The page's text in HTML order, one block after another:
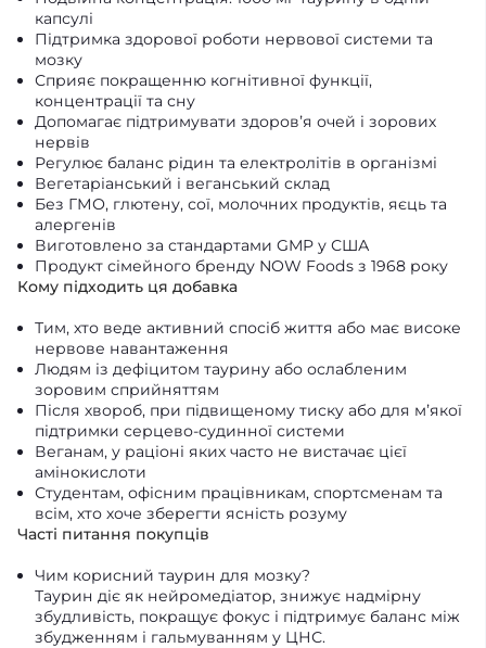
капсулі
Підтримка здорової роботи нервової системи та
мозку
Сприяє покращенню когнітивної функції,
концентрації та сну
Допомагає підтримувати здоровʼя очей і зорових
нервів
Регулює баланс рідин та електролітів в організмі
Вегетаріанський і веганський склад
Без ГМО, глютену, сої, молочних продуктів, яєць та
алергенів
Виготовлено за стандартами GMP у США
Продукт сімейного бренду NOW Foods з 1968 року
Кому підходить ця добавка
Тим, хто веде активний спосіб життя або має високе
нервове навантаження
Людям із дефіцитом таурину або ослабленим
зоровим сприйняттям
Після хвороб, при підвищеному тиску або для мʼякої
підтримки серцево-судинної системи
Веганам, у раціоні яких часто не вистачає цієї
амінокислоти
Студентам, офісним працівникам, спортсменам та
всім, хто хоче зберегти ясність розуму
Часті питання покупців
Чим корисний таурин для мозку?
Таурин діє як нейромедіатор, знижує надмірну
збудливість, покращує фокус і підтримує баланс між
збудженням і гальмуванням у ЦНС.